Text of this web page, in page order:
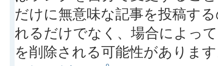
だけに無意味な記事を投稿す
れるだけでなく、場合によっ
を削除される可能性がありま